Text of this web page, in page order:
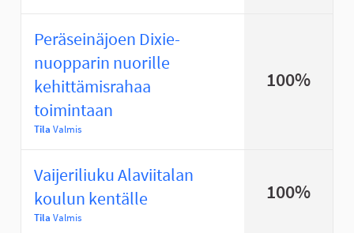
Peräseinäjoen Dixie-
nuopparin nuorille
kehittämisrahaa
toimintaan
Tila Valmis
100%
Vaijeriliuku Alaviitalan
koulun kentälle
Tila Valmis
100%